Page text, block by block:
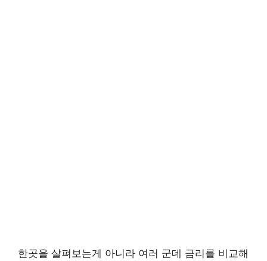
한곳을 살펴보는게 아니라 여러 군데 금리를 비교해